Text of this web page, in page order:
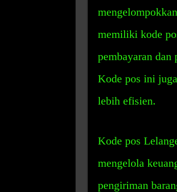
memiliki kode
pembayaran dan
Kode pos ini
lebih efisien.
Kode pos
mengelola
pengiriman